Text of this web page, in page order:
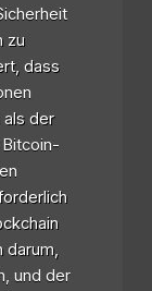
zu
dass
als der
darum,
und der